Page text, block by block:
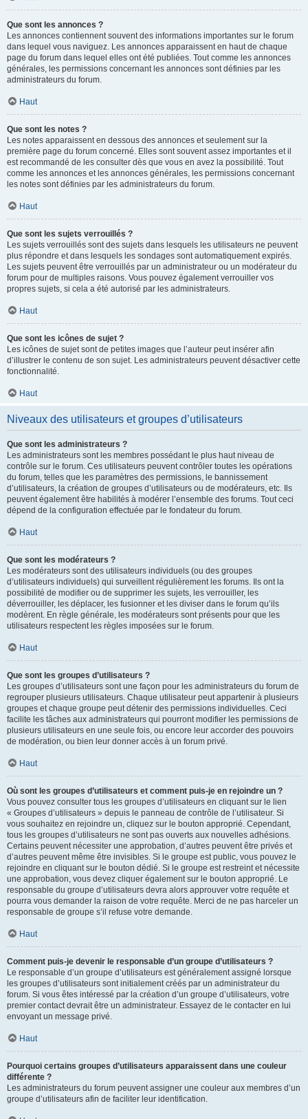
Que sont les annonces ?
Les annonces contiennent souvent des informations importantes sur le forum
dans lequel vous naviguez. Les annonces apparaissent en haut de chaque
page du forum dans lequel elles ont été publiées. Tout comme les annonces
générales, les permissions concernant les annonces sont définies par les
administrateurs du forum.
Haut
Que sont les notes ?
Les notes apparaissent en dessous des annonces et seulement sur la
première page du forum concerné. Elles sont souvent assez importantes et il
est recommandé de les consulter dès que vous en avez la possibilité. Tout
comme les annonces et les annonces générales, les permissions concernant
les notes sont définies par les administrateurs du forum.
Haut
Que sont les sujets verrouillés ?
Les sujets verrouillés sont des sujets dans lesquels les utilisateurs ne peuvent
plus répondre et dans lesquels les sondages sont automatiquement expirés.
Les sujets peuvent être verrouillés par un administrateur ou un modérateur du
forum pour de multiples raisons. Vous pouvez également verrouiller vos
propres sujets, si cela a été autorisé par les administrateurs.
Haut
Que sont les icônes de sujet ?
Les icônes de sujet sont de petites images que l’auteur peut insérer afin
d’illustrer le contenu de son sujet. Les administrateurs peuvent désactiver cette
fonctionnalité.
Haut
Niveaux des utilisateurs et groupes d’utilisateurs
Que sont les administrateurs ?
Les administrateurs sont les membres possédant le plus haut niveau de
contrôle sur le forum. Ces utilisateurs peuvent contrôler toutes les opérations
du forum, telles que les paramètres des permissions, le bannissement
d’utilisateurs, la création de groupes d’utilisateurs ou de modérateurs, etc. Ils
peuvent également être habilités à modérer l’ensemble des forums. Tout ceci
dépend de la configuration effectuée par le fondateur du forum.
Haut
Que sont les modérateurs ?
Les modérateurs sont des utilisateurs individuels (ou des groupes
d’utilisateurs individuels) qui surveillent régulièrement les forums. Ils ont la
possibilité de modifier ou de supprimer les sujets, les verrouiller, les
déverrouiller, les déplacer, les fusionner et les diviser dans le forum qu’ils
modèrent. En règle générale, les modérateurs sont présents pour que les
utilisateurs respectent les règles imposées sur le forum.
Haut
Que sont les groupes d’utilisateurs ?
Les groupes d’utilisateurs sont une façon pour les administrateurs du forum de
regrouper plusieurs utilisateurs. Chaque utilisateur peut appartenir à plusieurs
groupes et chaque groupe peut détenir des permissions individuelles. Ceci
facilite les tâches aux administrateurs qui pourront modifier les permissions de
plusieurs utilisateurs en une seule fois, ou encore leur accorder des pouvoirs
de modération, ou bien leur donner accès à un forum privé.
Haut
Où sont les groupes d’utilisateurs et comment puis-je en rejoindre un ?
Vous pouvez consulter tous les groupes d’utilisateurs en cliquant sur le lien
« Groupes d’utilisateurs » depuis le panneau de contrôle de l’utilisateur. Si
vous souhaitez en rejoindre un, cliquez sur le bouton approprié. Cependant,
tous les groupes d’utilisateurs ne sont pas ouverts aux nouvelles adhésions.
Certains peuvent nécessiter une approbation, d’autres peuvent être privés et
d’autres peuvent même être invisibles. Si le groupe est public, vous pouvez le
rejoindre en cliquant sur le bouton dédié. Si le groupe est restreint et nécessite
une approbation, vous devez cliquer également sur le bouton approprié. Le
responsable du groupe d’utilisateurs devra alors approuver votre requête et
pourra vous demander la raison de votre requête. Merci de ne pas harceler un
responsable de groupe s’il refuse votre demande.
Haut
Comment puis-je devenir le responsable d’un groupe d’utilisateurs ?
Le responsable d’un groupe d’utilisateurs est généralement assigné lorsque
les groupes d’utilisateurs sont initialement créés par un administrateur du
forum. Si vous êtes intéressé par la création d’un groupe d’utilisateurs, votre
premier contact devrait être un administrateur. Essayez de le contacter en lui
envoyant un message privé.
Haut
Pourquoi certains groupes d’utilisateurs apparaissent dans une couleur
différente ?
Les administrateurs du forum peuvent assigner une couleur aux membres d’un
groupe d’utilisateurs afin de faciliter leur identification.